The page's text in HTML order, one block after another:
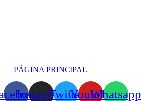
PÁGINA PRINCIPAL
InstagramTwitterYoutubeWhatsapp